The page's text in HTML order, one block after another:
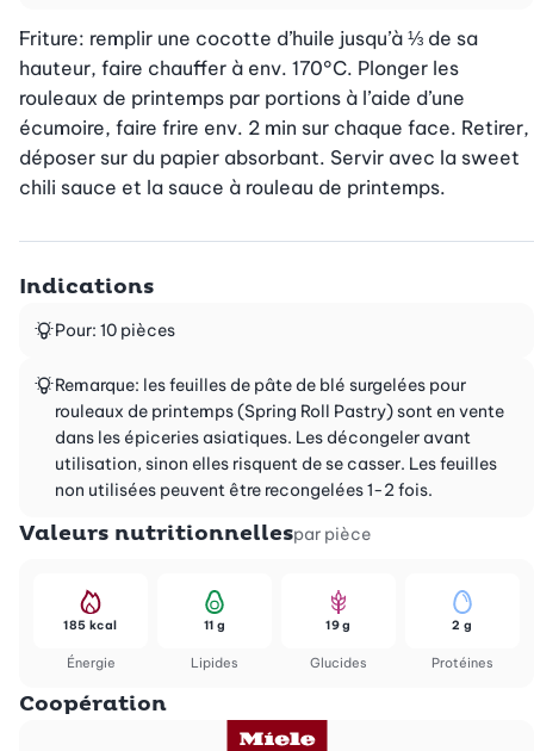
Friture: remplir une cocotte d’huile jusqu’à ⅓ de sa
hauteur, faire chauffer à env. 170°C. Plonger les
rouleaux de printemps par portions à l’aide d’une
écumoire, faire frire env. 2 min sur chaque face. Retirer,
déposer sur du papier absorbant. Servir avec la sweet
chili sauce et la sauce à rouleau de printemps.
Indications
Pour: 10 pièces
Remarque: les feuilles de pâte de blé surgelées pour
rouleaux de printemps (Spring Roll Pastry) sont en vente
dans les épiceries asiatiques. Les décongeler avant
utilisation, sinon elles risquent de se casser. Les feuilles
non utilisées peuvent être recongelées 1-2 fois.
Valeurs nutritionnellespar pièce
Énergie
185 kcal
Lipides
11 g
Glucides
19 g
Protéines
2 g
Coopération